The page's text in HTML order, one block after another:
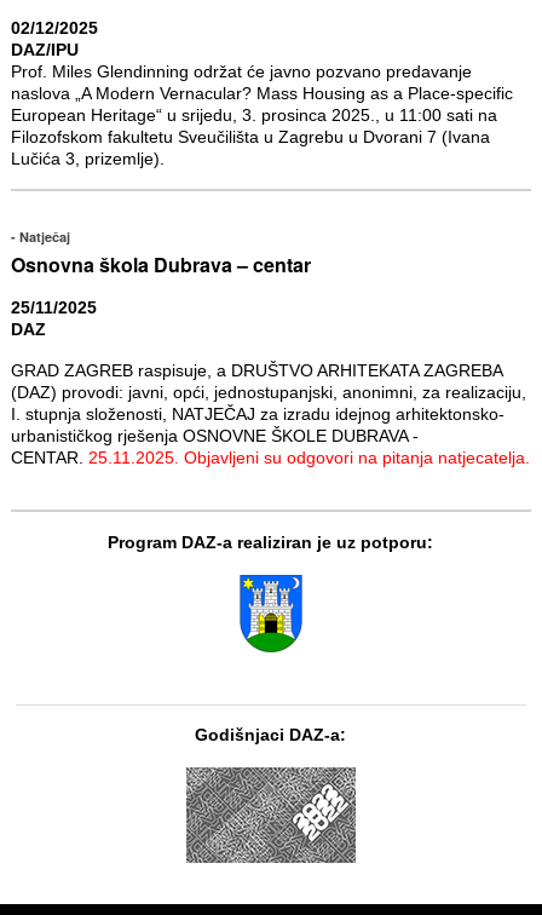
02/12/2025
DAZ/IPU
Prof. Miles Glendinning održat će javno pozvano predavanje
naslova „A Modern Vernacular? Mass Housing as a Place-specific
European Heritage“ u srijedu, 3. prosinca 2025., u 11:00 sati na
Filozofskom fakultetu Sveučilišta u Zagrebu u Dvorani 7 (Ivana
Lučića 3, prizemlje).
Natječaj
Osnovna škola Dubrava – centar
25/11/2025
DAZ
GRAD ZAGREB raspisuje, a DRUŠTVO ARHITEKATA ZAGREBA
(DAZ) provodi: javni, opći, jednostupanjski, anonimni, za realizaciju,
I. stupnja složenosti, NATJEČAJ za izradu idejnog arhitektonsko-
urbanističkog rješenja OSNOVNE ŠKOLE DUBRAVA -
CENTAR. 25.11.2025. Objavljeni su odgovori na pitanja natjecatelja.
Program DAZ-a realiziran je uz potporu:
Godišnjaci DAZ-a: